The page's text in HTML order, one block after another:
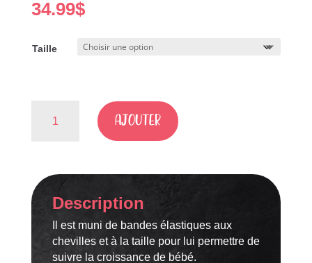
34.99$
Taille
MONDE"
AJOUTER
Description
Il est muni de bandes élastiques aux
chevilles et à la taille pour lui permettre de
suivre la croissance de bébé.